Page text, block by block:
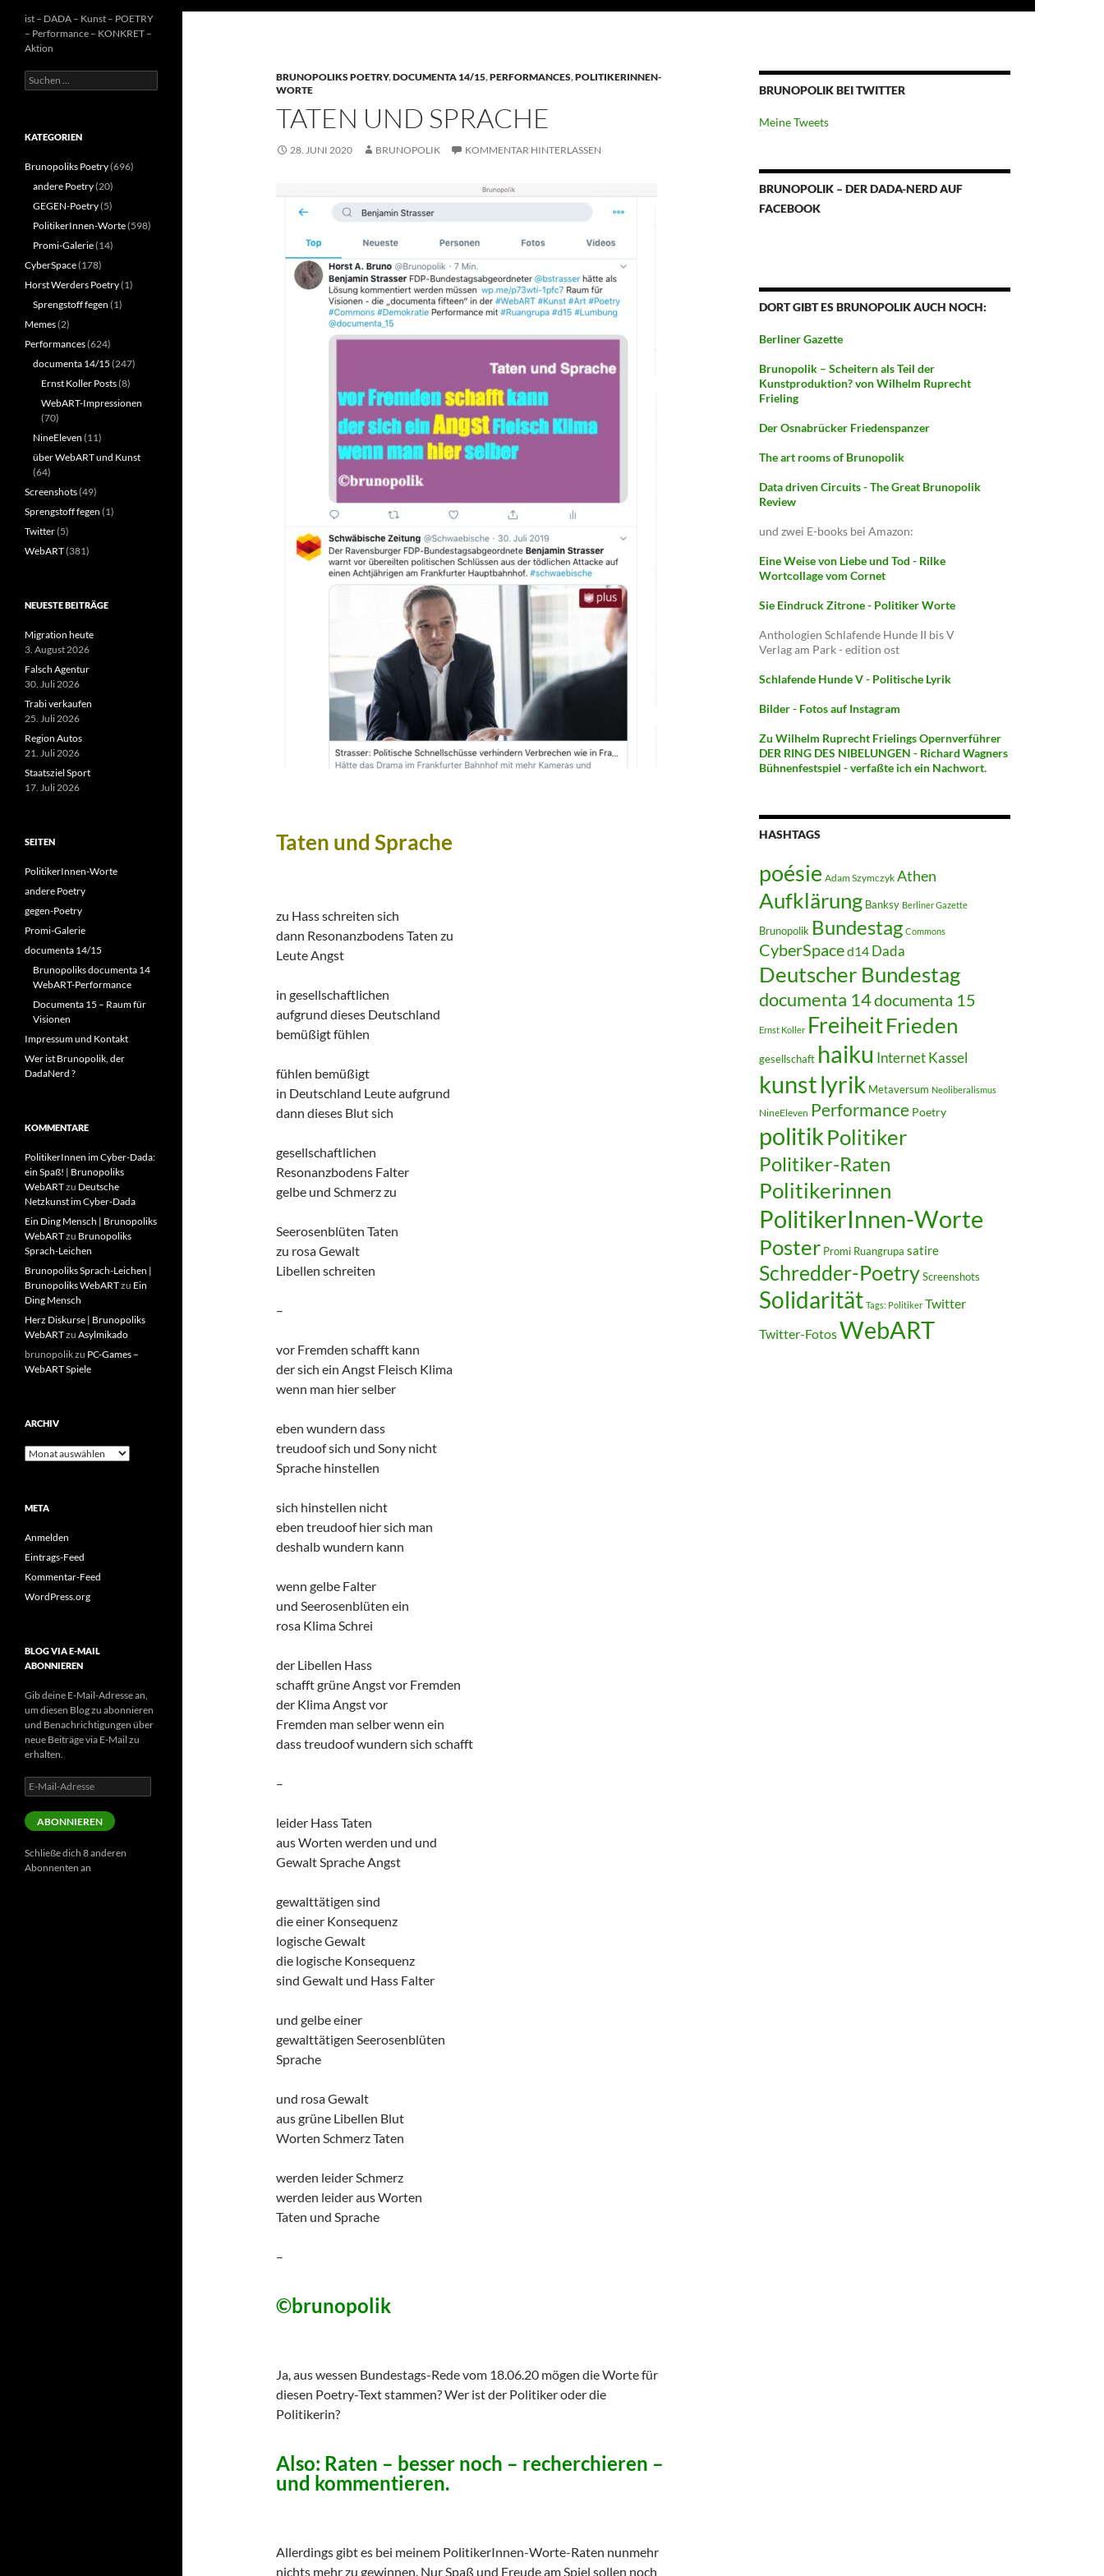
BRUNOPOLIKS POETRY,DOCUMENTA 14/15,PERFORMANCES,POLITIKERINNEN-
WORTE
TATEN UND SPRACHE
28. JUNI 2020 BRUNOPOLIK KOMMENTAR HINTERLASSEN
Taten und Sprache
zu Hass schreiten sich
dann Resonanzbodens Taten zu
Leute Angst
in gesellschaftlichen
aufgrund dieses Deutschland
bemüßigt fühlen
fühlen bemüßigt
in Deutschland Leute aufgrund
dann dieses Blut sich
gesellschaftlichen
Resonanzbodens Falter
gelbe und Schmerz zu
Seerosenblüten Taten
zu rosa Gewalt
Libellen schreiten
–
vor Fremden schafft kann
der sich ein Angst Fleisch Klima
wenn man hier selber
eben wundern dass
treudoof sich und Sony nicht
Sprache hinstellen
sich hinstellen nicht
eben treudoof hier sich man
deshalb wundern kann
wenn gelbe Falter
und Seerosenblüten ein
rosa Klima Schrei
der Libellen Hass
schafft grüne Angst vor Fremden
der Klima Angst vor
Fremden man selber wenn ein
dass treudoof wundern sich schafft
–
leider Hass Taten
aus Worten werden und und
Gewalt Sprache Angst
gewalttätigen sind
die einer Konsequenz
logische Gewalt
die logische Konsequenz
sind Gewalt und Hass Falter
und gelbe einer
gewalttätigen Seerosenblüten
Sprache
und rosa Gewalt
aus grüne Libellen Blut
Worten Schmerz Taten
werden leider Schmerz
werden leider aus Worten
Taten und Sprache
–
©brunopolik
Ja, aus wessen Bundestags-Rede vom 18.06.20 mögen die Worte für
diesen Poetry-Text stammen? Wer ist der Politiker oder die
Politikerin?
Also: Raten – besser noch – recherchieren –
und kommentieren.
Allerdings gibt es bei meinem PolitikerInnen-Worte-Raten nunmehr
nichts mehr zu gewinnen. Nur Spaß und Freude am Spiel sollen noch
BRUNOPOLIK BEI TWITTER
Meine Tweets
BRUNOPOLIK – DER DADA-NERD AUF
FACEBOOK
DORT GIBT ES BRUNOPOLIK AUCH NOCH:
Berliner Gazette
Brunopolik – Scheitern als Teil der
Kunstproduktion? von Wilhelm Ruprecht
Frieling
Der Osnabrücker Friedenspanzer
The art rooms of Brunopolik
Data driven Circuits - The Great Brunopolik
Review
und zwei E-books bei Amazon:
Eine Weise von Liebe und Tod - Rilke
Wortcollage vom Cornet
Sie Eindruck Zitrone - Politiker Worte
Anthologien Schlafende Hunde II bis V
Verlag am Park - edition ost
Schlafende Hunde V - Politische Lyrik
Bilder - Fotos auf Instagram
Zu Wilhelm Ruprecht Frielings Opernverführer
DER RING DES NIBELUNGEN - Richard Wagners
Bühnenfestspiel - verfaßte ich ein Nachwort.
HASHTAGS
poésie Adam Szymczyk Athen
Aufklärung Banksy Berliner Gazette
Brunopolik Bundestag Commons
CyberSpaced14 Dada
Deutscher Bundestag
documenta 14documenta 15
Ernst Koller FreiheitFrieden
gesellschaft haiku InternetKassel
kunstlyrik Metaversum Neoliberalismus
NineEleven Performance Poetry
politikPolitiker
Politiker-Raten
Politikerinnen
PolitikerInnen-Worte
Poster Promi Ruangrupa satire
Schredder-PoetryScreenshots
Solidarität Tags: Politiker Twitter
Twitter-FotosWebART
ist – DADA – Kunst – POETRY
– Performance – KONKRET –
Aktion
Suchen
nach:
KATEGORIEN
Brunopoliks Poetry(696)
andere Poetry(20)
GEGEN-Poetry(5)
PolitikerInnen-Worte(598)
Promi-Galerie(14)
CyberSpace(178)
Horst Werders Poetry(1)
Sprengstoff fegen (1)
Memes(2)
Performances(624)
documenta 14/15 (247)
Ernst Koller Posts(8)
WebART-Impressionen
(70)
NineEleven (11)
über WebART und Kunst
(64)
Screenshots(49)
Sprengstoff fegen (1)
Twitter(5)
WebART(381)
NEUESTE BEITRÄGE
Migration heute
3. August 2026
Falsch Agentur
30. Juli 2026
Trabi verkaufen
25. Juli 2026
Region Autos
21. Juli 2026
Staatsziel Sport
17. Juli 2026
SEITEN
PolitikerInnen-Worte
andere Poetry
gegen-Poetry
Promi-Galerie
documenta 14/15
Brunopoliks documenta 14
WebART-Performance
Documenta 15 – Raum für
Visionen
Impressum und Kontakt
Wer ist Brunopolik, der
DadaNerd ?
KOMMENTARE
PolitikerInnen im Cyber-Dada:
ein Spaß! | Brunopoliks
WebARTzu Deutsche
Netzkunst im Cyber-Dada
Ein Ding Mensch | Brunopoliks
WebARTzu Brunopoliks
Sprach-Leichen
Brunopoliks Sprach-Leichen |
Brunopoliks WebARTzu Ein
Ding Mensch
Herz Diskurse | Brunopoliks
WebARTzu Asylmikado
brunopolikzu PC-Games –
WebART Spiele
ARCHIV
Archiv
META
Anmelden
Eintrags-Feed
Kommentar-Feed
WordPress.org
BLOG VIA E-MAIL
ABONNIEREN
Gib deine E-Mail-Adresse an,
um diesen Blog zu abonnieren
und Benachrichtigungen über
neue Beiträge via E-Mail zu
erhalten.
E-
Mail-
Adresse
ABONNIEREN
Schließe dich 8 anderen
Abonnenten an